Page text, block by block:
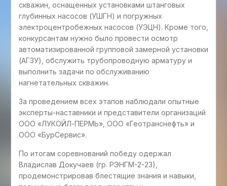
скважин, оснащенных установками штанговых
глубинных насосов (УШГН) и погружных
электроцентробежных насосов (УЭЦН). Кроме того,
конкурсантам нужно было провести осмотр
автоматизированной групповой замерной установки
(АГЗУ), обслужить трубопроводную арматуру и
выполнить задачи по обслуживанию
нагнетательных скважин.
За проведением всех этапов наблюдали опытные
эксперты-наставники и представители организаций
ООО «ЛУКОЙЛ-ПЕРМЬ», ООО «Геотранснефть» и
ООО «БурСервис».
По итогам соревнований победу одержал
Владислав Докучаев (гр. РЭНГМ-2-23),
продемонстрировав блестящие знания и навыки,